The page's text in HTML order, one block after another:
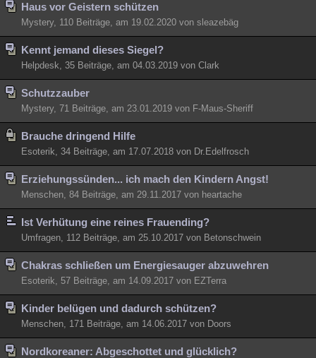
Haus vor Geistern schützen
Mystery, 110 Beiträge, am 19.02.2020 von sleazebäg
Kennt jemand dieses Siegel?
Helpdesk, 35 Beiträge, am 04.03.2019 von Clark
Schutzzauber
Mystery, 71 Beiträge, am 23.01.2019 von F-Maus-Sheriff
Brauche dringend Hilfe
Esoterik, 34 Beiträge, am 17.07.2018 von Dr.Edelfrosch
Erziehungssünden... ich mach den Kindern Angst!
Menschen, 84 Beiträge, am 29.11.2017 von heartache
Ist Verhütung eine reines Frauending?
Umfragen, 112 Beiträge, am 25.10.2017 von Betonschwein
Chakras schließen um Energiesauger abzuwehren
Esoterik, 57 Beiträge, am 14.09.2017 von EZTerra
Kinder belügen und dadurch schützen?
Menschen, 171 Beiträge, am 14.06.2017 von Doors
Nordkoreaner: Abgeschottet und glücklich?